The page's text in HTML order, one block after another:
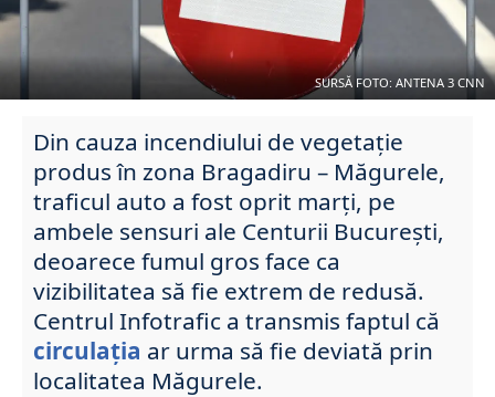
SURSĂ FOTO: ANTENA 3 CNN
Din cauza incendiului de vegetație
produs în zona Bragadiru – Măgurele,
traficul auto a fost oprit marți, pe
ambele sensuri ale Centurii București,
deoarece fumul gros face ca
vizibilitatea să fie extrem de redusă.
Centrul Infotrafic a transmis faptul că
circulația ar urma să fie deviată prin
localitatea Măgurele.